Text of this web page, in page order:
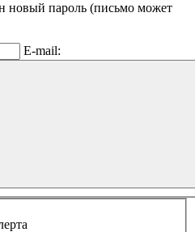
новый пароль (письмо может
E-mail: